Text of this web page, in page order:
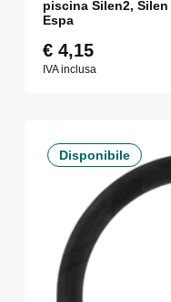
piscina Silen2,
Espa
€4,15
IVA inclusa
Disponibile